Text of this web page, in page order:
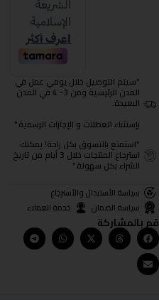
"سيتم التوصيل خلال يومي عمل في
المدن الرئيسية ومن 3- 4 في المدن
البعيدة.
بإستثناء العطلات و الإجازات الرسمية."
"استمتع بالتسوق بكل راحة! يمكنك
استرجاع المنتجات خلال 3 أيام من تاريخ
الشراء بكل سهولة."
سياسة الأستبدال والأسترجاع
سياسة الضمان
خدمة العملاء
قم بالمشاركة